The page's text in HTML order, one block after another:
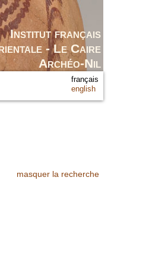
Institut français
- Le Caire
Archéo-Nil
français
english
masquer la recherche